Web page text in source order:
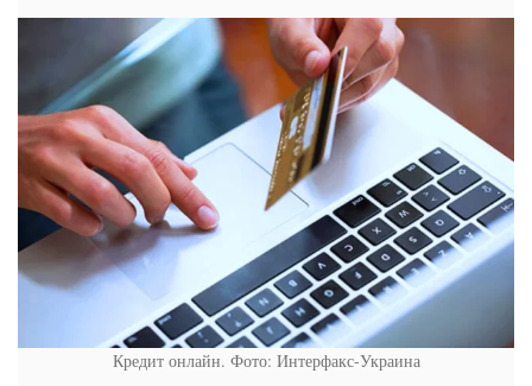
Кредит онлайн. Фото: Интерфакс-Украина